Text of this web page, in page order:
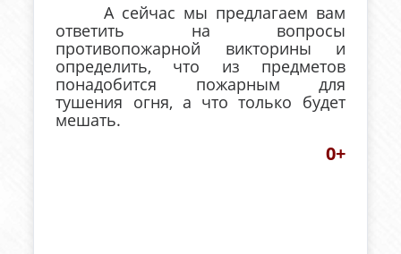
А сейчас мы предлагаем вам
ответить на вопросы
противопожарной викторины и
определить, что из предметов
понадобится пожарным для
тушения огня, а что только будет
мешать.
0+